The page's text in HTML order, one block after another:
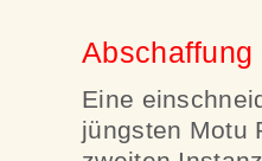
Abschaffung
Eine
jüngsten Motu